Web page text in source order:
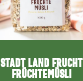
Stadt Land Frucht
Früchtemüsli